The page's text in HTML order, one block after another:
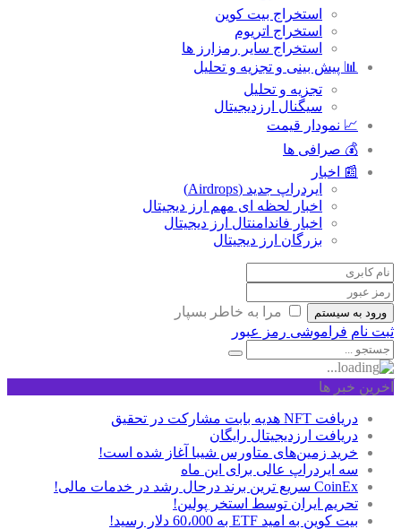
استخراج بیت کوین
استخراج اتریوم
استخراج سایر رمزارز ها
📊 پیش بینی و تجزیه و تحلیل
تجزیه و تحلیل
سیگنال ارزدیجیتال
📈 نمودار قیمت
💰 صرافی ها
📰 اخبار
ایردراپ جدید (Airdrops)
اخبار لحظه ای مهم ارز دیجیتال
اخبار فاندامنتال ارز دیجیتال
بزرگان ارز دیجیتال
ورود به سیستم
مرا به خاطر بسپار
ثبت نام فراموشی رمز عبور
آخرین خبر ها
دریافت NFT هدیه بابت مشارکت در تحقیق
دریافت ارزدیجیتال رایگان
خرید زمین‌های متاورس شیبا آغاز شده است!
سه ایردراپ عالی برای این ماه
CoinEx سریع ترین برند درحال رشد در خدمات مالی!
تحریم ایران توسط استخر پولین!
بیت کوین به امید ETF به 60،000 دلار رسید!